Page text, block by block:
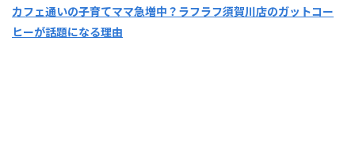
カフェ通いの子育てママ急増中？ラフラフ須賀川店のガットコー
ヒーが話題になる理由